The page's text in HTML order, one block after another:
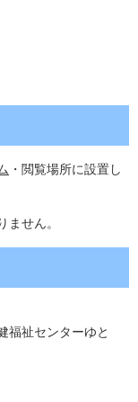
・閲覧場所に設置し
せん。
祉センターゆと